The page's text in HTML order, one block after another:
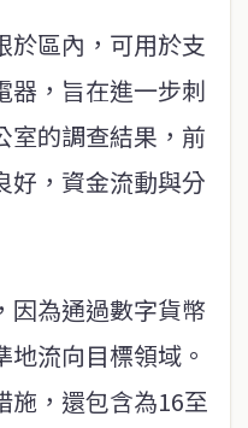
於區內，可用於支
器，旨在進一步刺
室的調查結果，前
好，資金流動與分
因為通過數字貨幣
流向目標領域。
施，還包含為16至